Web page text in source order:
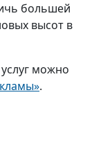
большей
высот в
можно
.